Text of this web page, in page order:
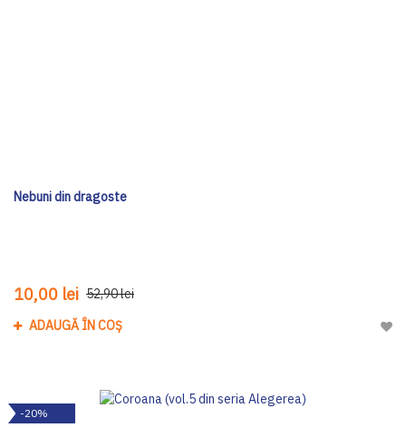
Nebuni din dragoste
10,00 lei 52,90 lei
ADAUGĂ ÎN COȘ
-20%